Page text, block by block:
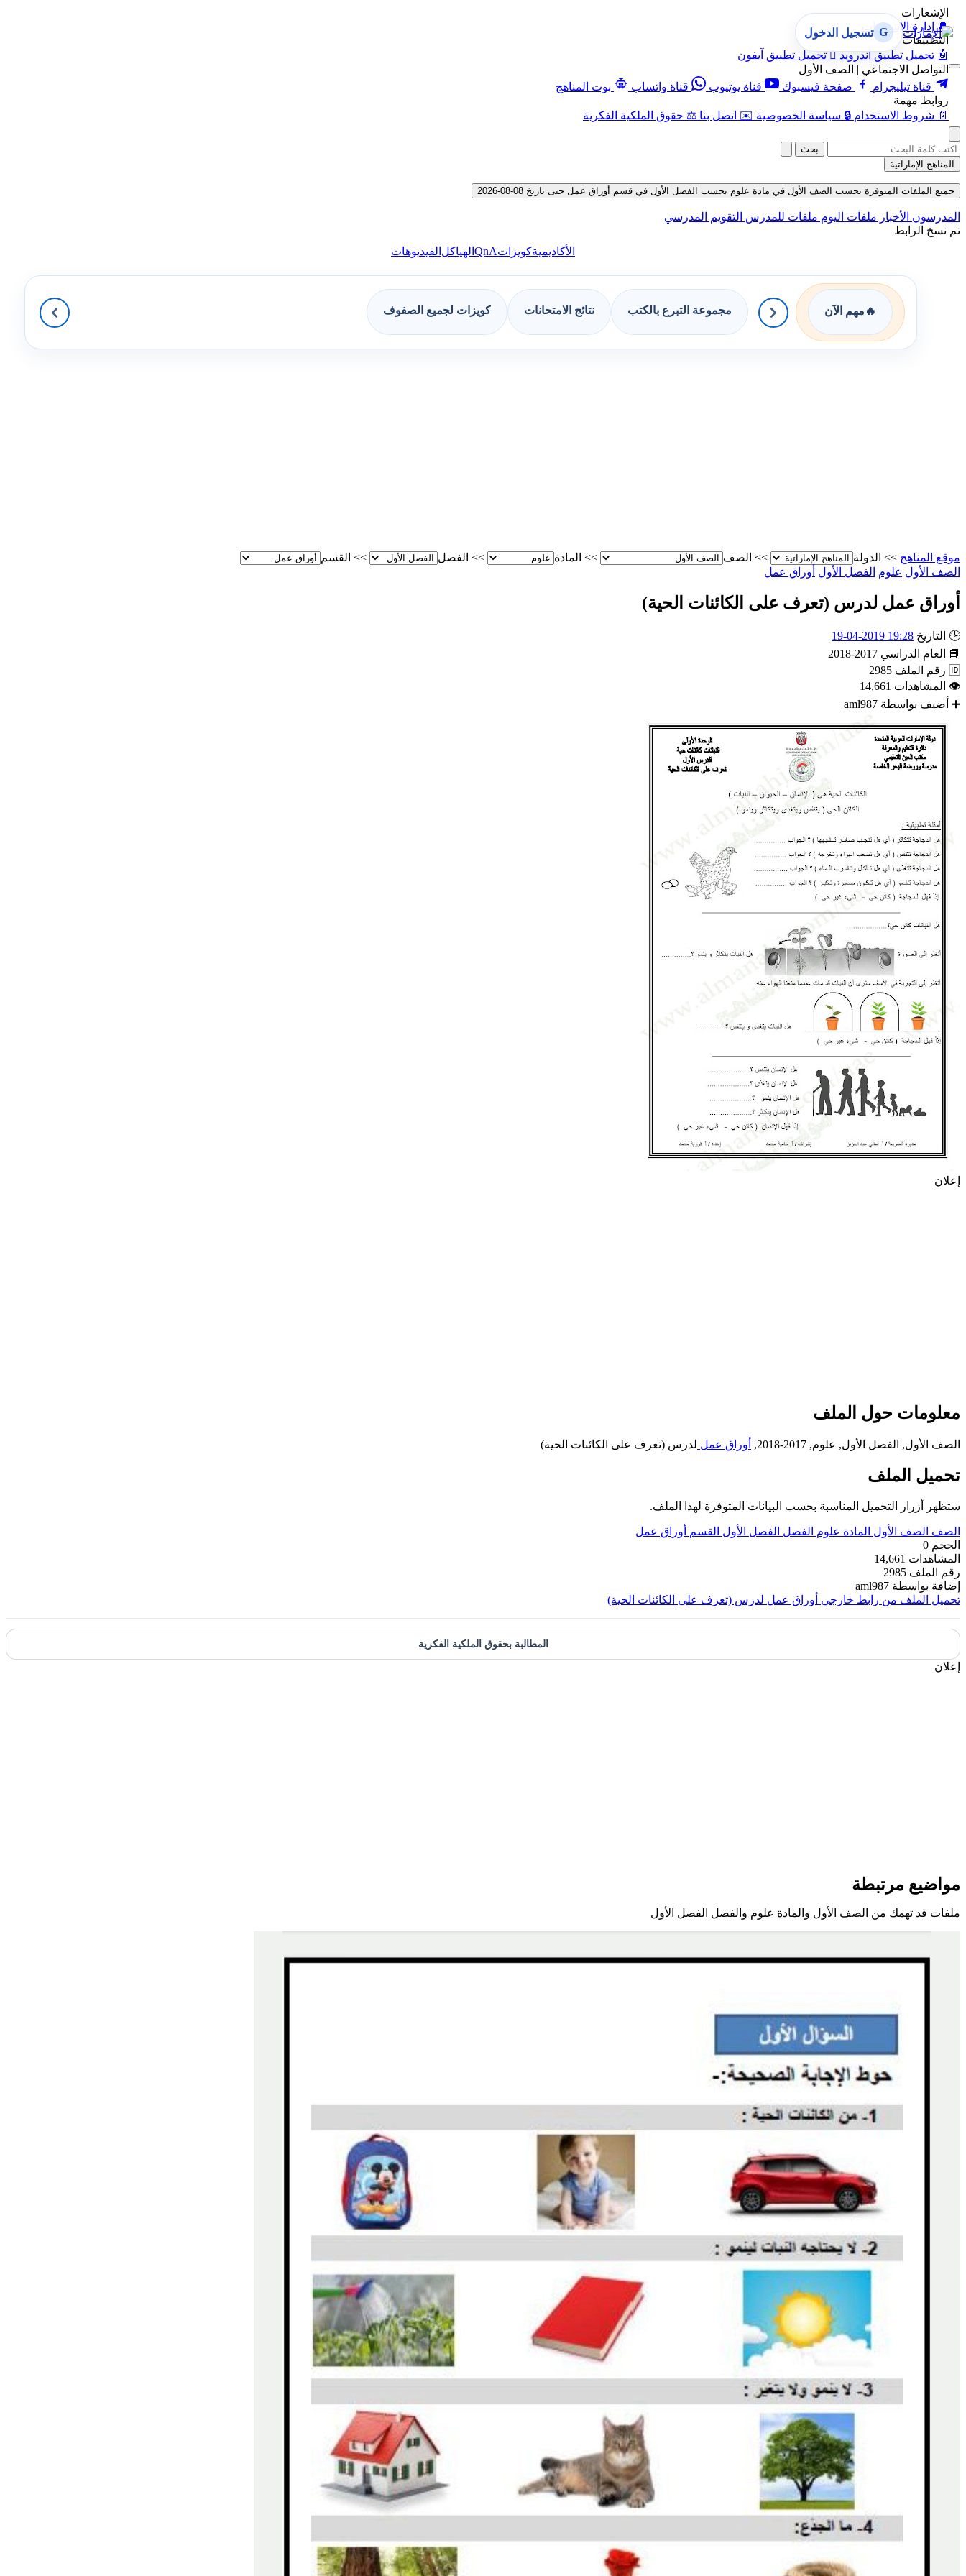
الإشعارات
🔔 إدارة الإشعارات
التطبيقات
🤖 تحميل تطبيق أندرويد  تحميل تطبيق آيفون
التواصل الاجتماعي | الصف الأول
قناة تيليجرام
صفحة فيسبوك قناة يوتيوب قناة واتساب
بوت المناهج
روابط مهمة
📄 شروط الاستخدام 🔒 سياسة الخصوصية ✉️ اتصل بنا ⚖️ حقوق الملكية الفكرية
G تسجيل الدخول
بحث
المناهج الإماراتية
جميع الملفات المتوفرة بحسب الصف الأول في مادة علوم بحسب الفصل الأول في قسم أوراق عمل حتى تاريخ 08-08-2026
المدرسون الأخبار ملفات اليوم ملفات للمدرس التقويم المدرسي
تم نسخ الرابط
الأكاديميةكويزاتQnA الهياكل الفيديوهات
🔥 مهم الآن مجموعة التبرع بالكتب نتائج الامتحانات كويزات لجميع الصفوف
موقع المناهج >> الدولة >> الصف >> المادة >> الفصل >> القسم
الصف الأول علوم الفصل الأول أوراق عمل
أوراق عمل لدرس (تعرف على الكائنات الحية)
🕒 التاريخ 19:28 2019-04-19
📘
العام الدراسي 2017-2018
🆔 رقم الملف 2985
👁 المشاهدات 14,661
➕ أضيف بواسطة aml987
إعلان
معلومات حول الملف
الصف الأول, الفصل الأول, علوم, 2017-2018, أوراق عمل لدرس (تعرف على الكائنات الحية)
تحميل الملف
ستظهر أزرار التحميل المناسبة بحسب البيانات المتوفرة لهذا الملف.
الصف الصف الأول المادة علوم الفصل الفصل الأول القسم أوراق عمل
الحجم 0
المشاهدات 14,661
رقم الملف 2985
إضافة بواسطة aml987
تحميل الملف من رابط خارجي أوراق عمل لدرس (تعرف على الكائنات الحية)
المطالبة بحقوق الملكية الفكرية
إعلان
مواضيع مرتبطة
ملفات قد تهمك من الصف الأول والمادة علوم والفصل الفصل الأول